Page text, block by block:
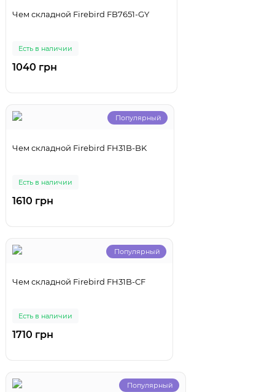
Чем складной Firebird FB7651-GY
Есть в наличии
1040 грн
Популярный
Чем складной Firebird FH31B-BK
Есть в наличии
1610 грн
Популярный
Чем складной Firebird FH31B-CF
Есть в наличии
1710 грн
Популярный